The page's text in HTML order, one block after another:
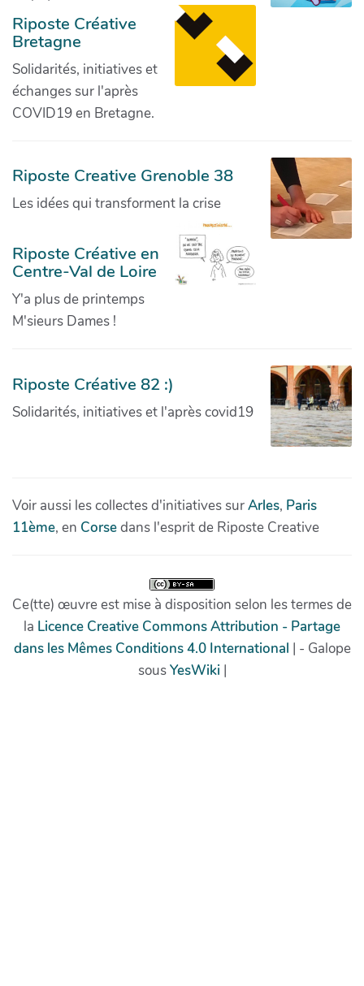
Riposte Créative
Bretagne
Solidarités, initiatives et
échanges sur l'après
COVID19 en Bretagne.
Riposte Creative Grenoble 38
Les idées qui transforment la crise
Riposte Créative en
Centre-Val de Loire
Y'a plus de printemps
M'sieurs Dames !
Riposte Créative 82 :)
Solidarités, initiatives et l'après covid19
Voir aussi les collectes d'initiatives surArles, Paris
11ème, en Corsedans l'esprit de Riposte Creative
Ce(tte) œuvre est mise à disposition selon les termes de
la Licence Creative Commons Attribution - Partage
dans les Mêmes Conditions 4.0 International | - Galope
sousYesWiki |